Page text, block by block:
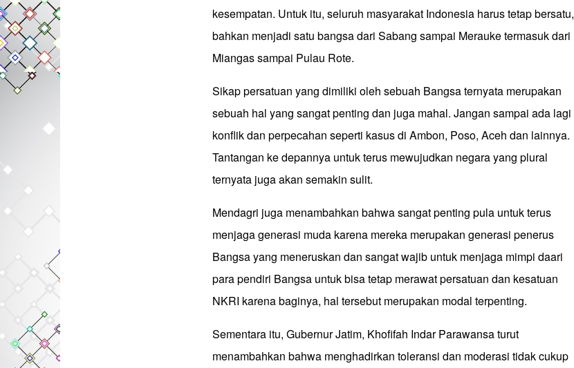
kesempatan. Untuk itu, seluruh masyarakat Indonesia harus tetap bersatu,
bahkan menjadi satu bangsa dari Sabang sampai Merauke termasuk dari
Miangas sampai Pulau Rote.
Sikap persatuan yang dimiliki oleh sebuah Bangsa ternyata merupakan
sebuah hal yang sangat penting dan juga mahal. Jangan sampai ada lagi
konflik dan perpecahan seperti kasus di Ambon, Poso, Aceh dan lainnya.
Tantangan ke depannya untuk terus mewujudkan negara yang plural
ternyata juga akan semakin sulit.
Mendagri juga menambahkan bahwa sangat penting pula untuk terus
menjaga generasi muda karena mereka merupakan generasi penerus
Bangsa yang meneruskan dan sangat wajib untuk menjaga mimpi daari
para pendiri Bangsa untuk bisa tetap merawat persatuan dan kesatuan
NKRI karena baginya, hal tersebut merupakan modal terpenting.
Sementara itu, Gubernur Jatim, Khofifah Indar Parawansa turut
menambahkan bahwa menghadirkan toleransi dan moderasi tidak cukup